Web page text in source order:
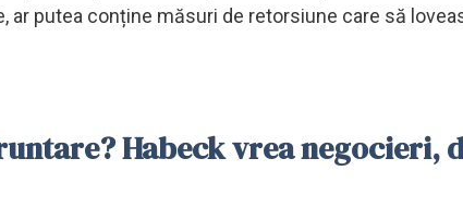
ar putea conține măsuri de retorsiune care să
Habeck vrea negocieri,